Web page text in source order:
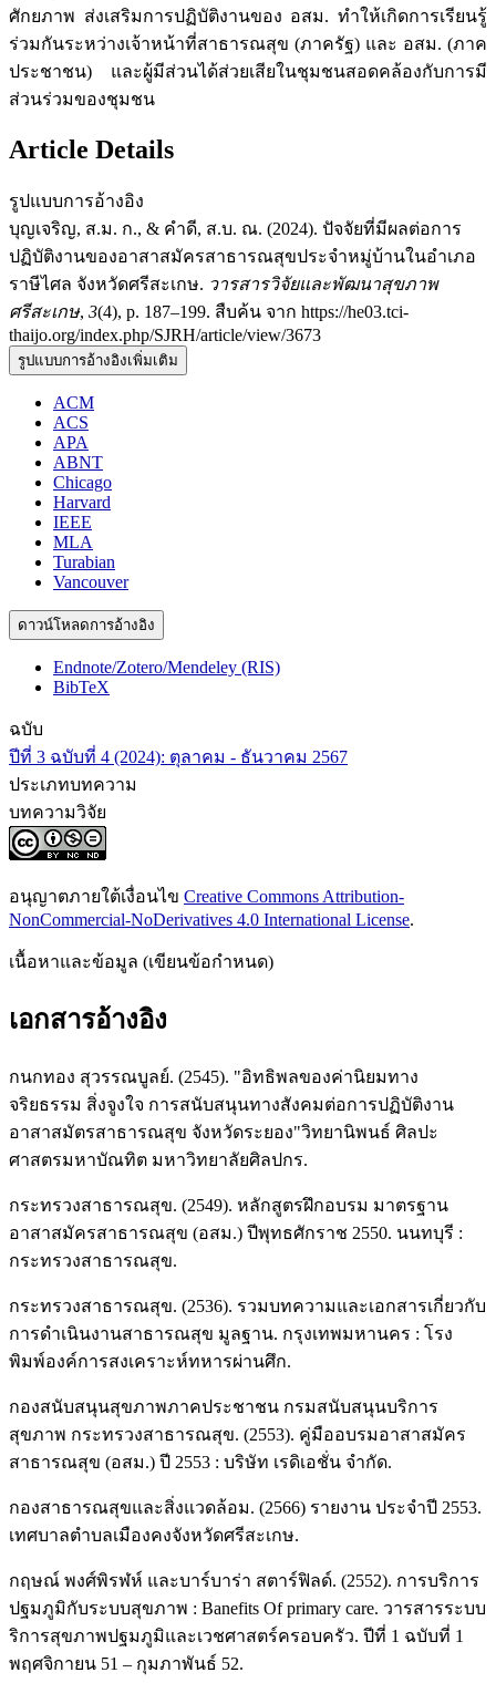
ศักยภาพ ส่งเสริมการปฏิบัติงานของ อสม. ทำให้เกิดการเรียนรู้
ร่วมกันระหว่างเจ้าหน้าที่สาธารณสุข (ภาครัฐ) และ อสม. (ภาค
ประชาชน) และผู้มีส่วนได้ส่วยเสียในชุมชนสอดคล้องกับการมี
ส่วนร่วมของชุมชน
Article Details
รูปแบบการอ้างอิง
บุญเจริญ, ส.ม. ก., & คำดี, ส.บ. ณ. (2024). ปัจจัยที่มีผลต่อการ
ปฏิบัติงานของอาสาสมัครสาธารณสุขประจำหมู่บ้านในอำเภอ
ราษีไศล จังหวัดศรีสะเกษ. วารสารวิจัยและพัฒนาสุขภาพ
ศรีสะเกษ, 3(4), p. 187–199. สืบค้น จาก https://he03.tci-
thaijo.org/index.php/SJRH/article/view/3673
รูปแบบการอ้างอิงเพิ่มเติม
ACM
ACS
APA
ABNT
Chicago
Harvard
IEEE
MLA
Turabian
Vancouver
ดาวน์โหลดการอ้างอิง
Endnote/Zotero/Mendeley (RIS)
BibTeX
ฉบับ
ปีที่ 3 ฉบับที่ 4 (2024): ตุลาคม - ธันวาคม 2567
ประเภทบทความ
บทความวิจัย
อนุญาตภายใต้เงื่อนไข Creative Commons Attribution-
NonCommercial-NoDerivatives 4.0 International License.
เนื้อหาและข้อมูล (เขียนข้อกำหนด)
เอกสารอ้างอิง
กนกทอง สุวรรณบูลย์. (2545). "อิทธิพลของค่านิยมทาง
จริยธรรม สิ่งจูงใจ การสนับสนุนทางสังคมต่อการปฏิบัติงาน
อาสาสมัตรสาธารณสุข จังหวัดระยอง"วิทยานิพนธ์ ศิลปะ
ศาสตรมหาบัณทิต มหาวิทยาลัยศิลปกร.
กระทรวงสาธารณสุข. (2549). หลักสูตรฝึกอบรม มาตรฐาน
อาสาสมัครสาธารณสุข (อสม.) ปีพุทธศักราช 2550. นนทบุรี :
กระทรวงสาธารณสุข.
กระทรวงสาธารณสุข. (2536). รวมบทความและเอกสารเกี่ยวกับ
การดำเนินงานสาธารณสุข มูลฐาน. กรุงเทพมหานคร : โรง
พิมพ์องค์การสงเคราะห์ทหารผ่านศึก.
กองสนับสนุนสุขภาพภาคประชาชน กรมสนับสนุนบริการ
สุขภาพ กระทรวงสาธารณสุข. (2553). คู่มืออบรมอาสาสมัคร
สาธารณสุข (อสม.) ปี 2553 : บริษัท เรดิเอชั่น จำกัด.
กองสาธารณสุขและสิ่งแวดล้อม. (2566) รายงาน ประจำปี 2553.
เทศบาลตำบลเมืองคงจังหวัดศรีสะเกษ.
กฤษณ์ พงศ์พิรฬห์ และบาร์บาร่า สตาร์ฟิลด์. (2552). การบริการ
ปฐมภูมิกับระบบสุขภาพ : Banefits Of primary care. วารสารระบบ
ริการสุขภาพปฐมภูมิและเวชศาสตร์ครอบครัว. ปีที่ 1 ฉบับที่ 1
พฤศจิกายน 51 – กุมภาพันธ์ 52.